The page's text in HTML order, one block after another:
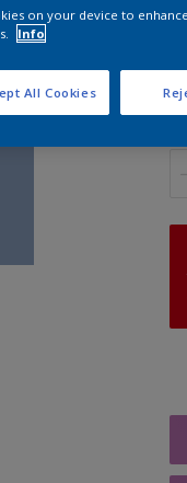
on your device to
Info
All Cookies